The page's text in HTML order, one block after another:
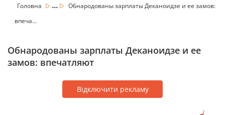
Головна ...
Обнародованы зарплаты Деканоидзе и ее замов:
впеча...
Обнародованы зарплаты Деканоидзе и ее
замов: впечатляют
Відключити рекламу